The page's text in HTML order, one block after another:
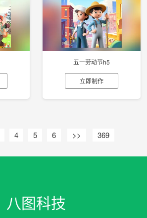
五一劳动节h5
立即制作
4 5 6 >> 369
八图科技